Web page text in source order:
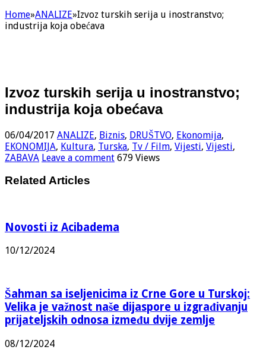
Home»ANALIZE»Izvoz turskih serija u inostranstvo;
industrija koja obećava
Izvoz turskih serija u inostranstvo;
industrija koja obećava
06/04/2017 ANALIZE, Biznis, DRUŠTVO, Ekonomija,
EKONOMIJA, Kultura, Turska, Tv / Film, Vijesti, Vijesti,
ZABAVA Leave a comment 679 Views
Related Articles
Novosti iz Acibadema
10/12/2024
Šahman sa iseljenicima iz Crne Gore u Turskoj:
Velika je važnost naše dijaspore u izgrađivanju
prijateljskih odnosa između dvije zemlje
08/12/2024